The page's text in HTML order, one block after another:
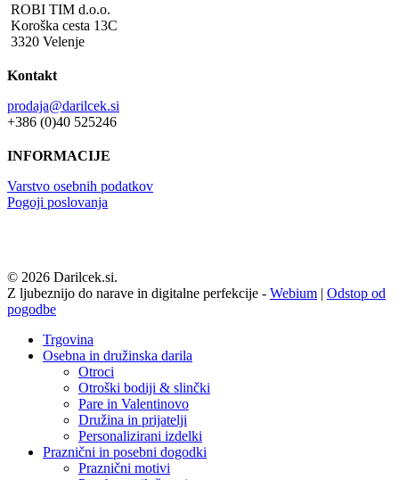
ROBI TIM d.o.o.
Koroška cesta 13C
3320 Velenje
Kontakt
prodaja@darilcek.si
+386 (0)40 525246
INFORMACIJE
Varstvo osebnih podatkov
Pogoji poslovanja
© 2026 Darilcek.si.
Z ljubeznijo do narave in digitalne perfekcije - Webium
Odstop od
pogodbe
Close
Menu
Trgovina
Osebna in družinska darila
Otroci
Otroški bodiji & slinčki
Pare in Valentinovo
Družina in prijatelji
Personalizirani izdelki
Praznični in posebni dogodki
Praznični motivi